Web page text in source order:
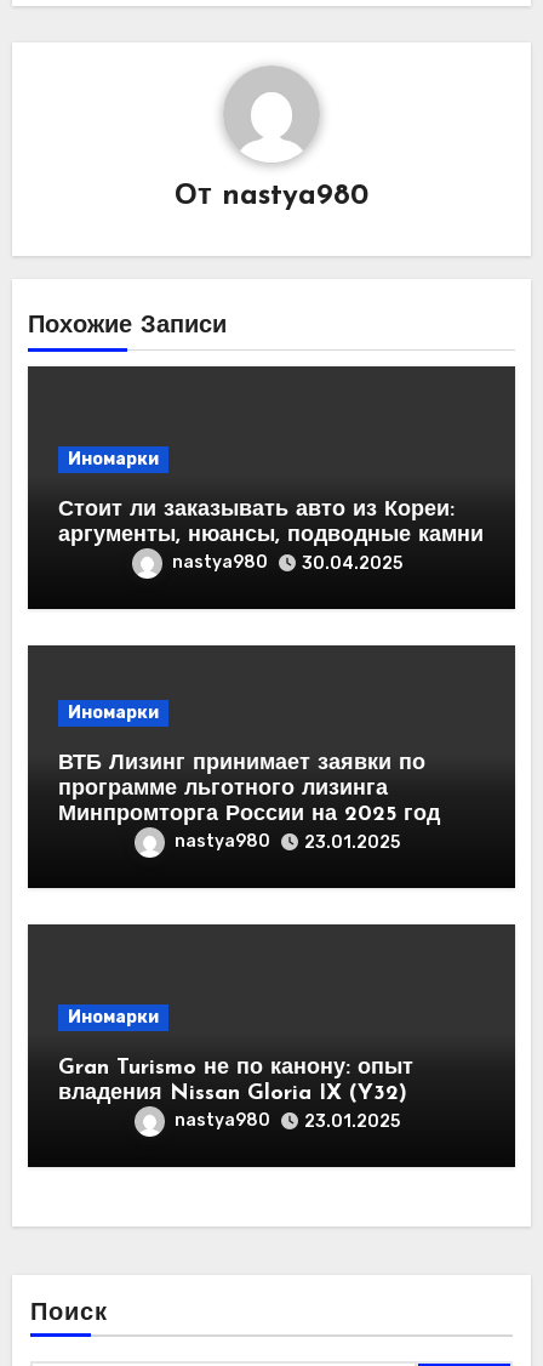
От nastya980
Похожие Записи
Иномарки
Стоит ли заказывать авто из Кореи:
аргументы, нюансы, подводные камни
nastya980 30.04.2025
Иномарки
ВТБ Лизинг принимает заявки по
программе льготного лизинга
Минпромторга России на 2025 год
nastya980 23.01.2025
Иномарки
Gran Turismo не по канону: опыт
владения Nissan Gloria IX (Y32)
nastya980 23.01.2025
Поиск